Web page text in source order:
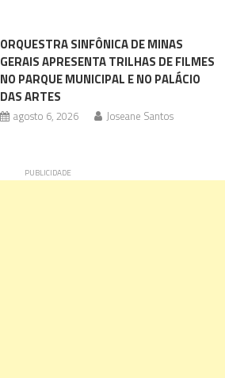
ORQUESTRA SINFÔNICA DE MINAS
GERAIS APRESENTA TRILHAS DE FILMES
NO PARQUE MUNICIPAL E NO PALÁCIO
DAS ARTES
agosto 6, 2026 Joseane Santos